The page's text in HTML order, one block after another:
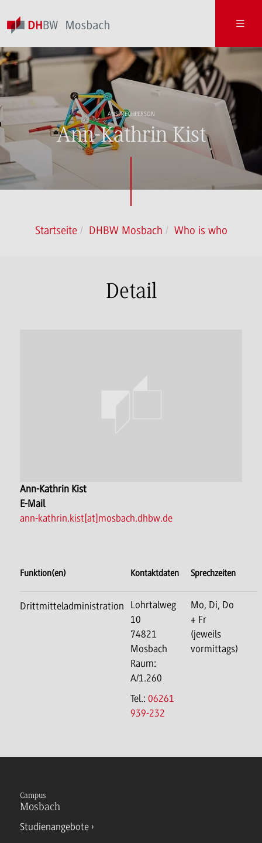
ANSPRECHPERSON
Ann-Kathrin Kist
Startseite DHBW Mosbach Who is who
Detail
Ann-Kathrin Kist
E-Mail
ann-kathrin.kist[at]mosbach.dhbw.de
Funktion(en) Kontaktdaten Sprechzeiten
Drittmitteladministration
Lohrtalweg
10
74821
Mosbach
Raum:
A/1.260
Tel.: 06261
939-232
Mo, Di, Do
+ Fr
(jeweils
vormittags)
Campus
Mosbach
Studienangebote